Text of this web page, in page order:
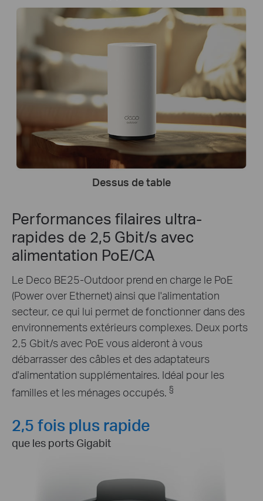
Dessus de table
Performances filaires ultra-
rapides de 2,5 Gbit/s avec
alimentation PoE/CA
Le Deco BE25-Outdoor prend en charge le PoE
(Power over Ethernet) ainsi que l'alimentation
secteur, ce qui lui permet de fonctionner dans des
environnements extérieurs complexes. Deux ports
2,5 Gbit/s avec PoE vous aideront à vous
débarrasser des câbles et des adaptateurs
d'alimentation supplémentaires. Idéal pour les
familles et les ménages occupés. §
2,5 fois plus rapide
que les ports Gigabit